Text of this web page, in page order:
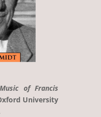
of Francis
University